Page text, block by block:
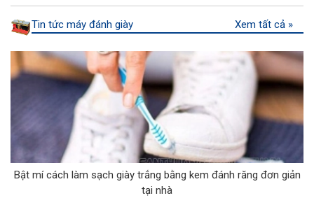
Tin tức máy đánh giày Xem tất cả »
Bật mí cách làm sạch giày trắng bằng kem đánh răng đơn giản
tại nhà